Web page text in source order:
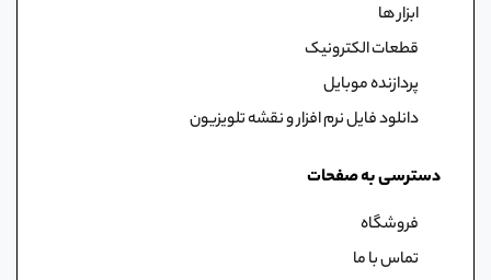
ابزار ها
قطعات الکترونیک
پردازنده موبایل
دانلود فایل نرم افزار و نقشه تلویزیون
دسترسی به صفحات
فروشگاه
تماس با ما